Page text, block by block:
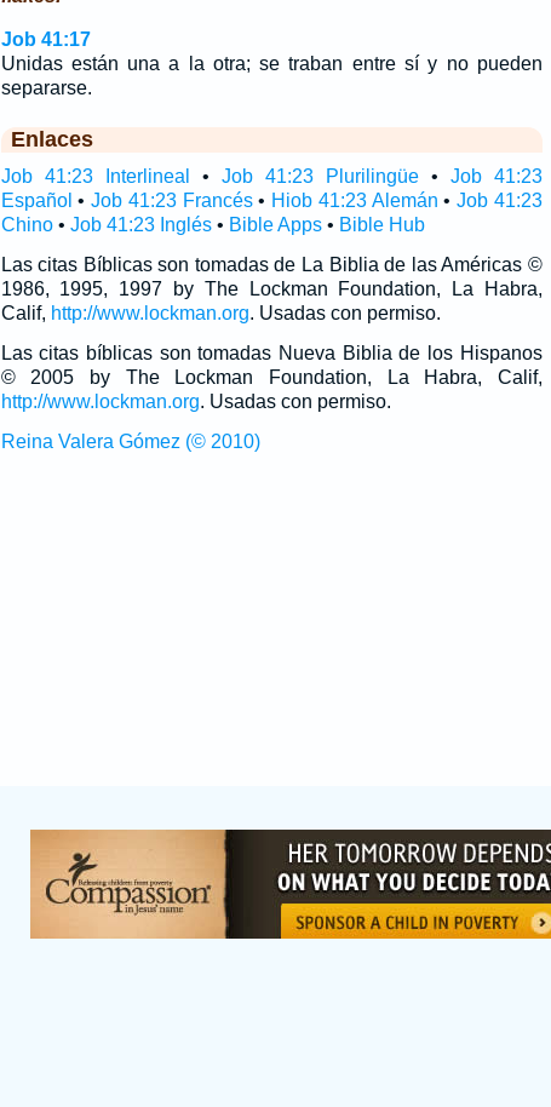
Job 41:17
Unidas están una a la otra; se traban entre sí y no pueden
separarse.
Enlaces
Job 41:23 Interlineal • Job 41:23 Plurilingüe• Job 41:23
Español •Job 41:23 Francés• Hiob 41:23 Alemán •Job 41:23
Chino• Job 41:23 Inglés• Bible Apps• Bible Hub
Las citas Bíblicas son tomadas de La Biblia de las Américas ©
1986, 1995, 1997 by The Lockman Foundation, La Habra,
Calif, http://www.lockman.org. Usadas con permiso.
Las citas bíblicas son tomadas Nueva Biblia de los Hispanos
© 2005 by The Lockman Foundation, La Habra, Calif,
http://www.lockman.org. Usadas con permiso.
Reina Valera Gómez (© 2010)